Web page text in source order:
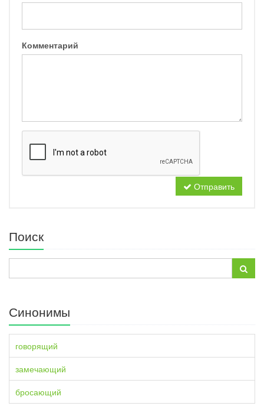
Комментарий
Отправить
Поиск
Синонимы
говорящий
замечающий
бросающий